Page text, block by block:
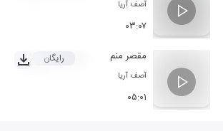
آصف آریا
۰۳:۰۷
مقصر منم
آصف آریا
۰۵:۰۱
رایگان